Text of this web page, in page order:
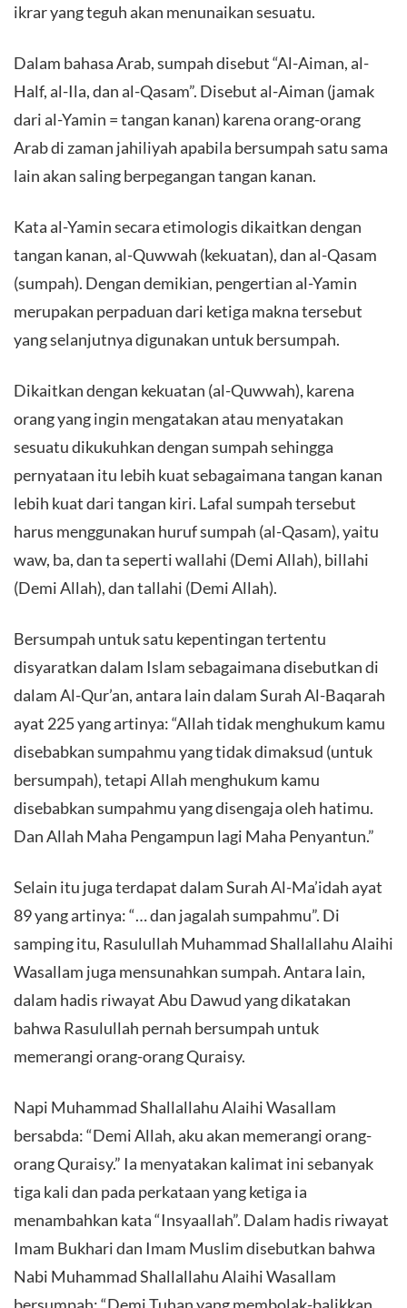
ikrar yang teguh akan menunaikan sesuatu.
Dalam bahasa Arab, sumpah disebut “Al-Aiman, al-
Half, al-Ila, dan al-Qasam”. Disebut al-Aiman (jamak
dari al-Yamin = tangan kanan) karena orang-orang
Arab di zaman jahiliyah apabila bersumpah satu sama
lain akan saling berpegangan tangan kanan.
Kata al-Yamin secara etimologis dikaitkan dengan
tangan kanan, al-Quwwah (kekuatan), dan al-Qasam
(sumpah). Dengan demikian, pengertian al-Yamin
merupakan perpaduan dari ketiga makna tersebut
yang selanjutnya digunakan untuk bersumpah.
Dikaitkan dengan kekuatan (al-Quwwah), karena
orang yang ingin mengatakan atau menyatakan
sesuatu dikukuhkan dengan sumpah sehingga
pernyataan itu lebih kuat sebagaimana tangan kanan
lebih kuat dari tangan kiri. Lafal sumpah tersebut
harus menggunakan huruf sumpah (al-Qasam), yaitu
waw, ba, dan ta seperti wallahi (Demi Allah), billahi
(Demi Allah), dan tallahi (Demi Allah).
Bersumpah untuk satu kepentingan tertentu
disyaratkan dalam Islam sebagaimana disebutkan di
dalam Al-Qur’an, antara lain dalam Surah Al-Baqarah
ayat 225 yang artinya: “Allah tidak menghukum kamu
disebabkan sumpahmu yang tidak dimaksud (untuk
bersumpah), tetapi Allah menghukum kamu
disebabkan sumpahmu yang disengaja oleh hatimu.
Dan Allah Maha Pengampun lagi Maha Penyantun.”
Selain itu juga terdapat dalam Surah Al-Ma’idah ayat
89 yang artinya: “… dan jagalah sumpahmu”. Di
samping itu, Rasulullah Muhammad Shallallahu Alaihi
Wasallam juga mensunahkan sumpah. Antara lain,
dalam hadis riwayat Abu Dawud yang dikatakan
bahwa Rasulullah pernah bersumpah untuk
memerangi orang-orang Quraisy.
Napi Muhammad Shallallahu Alaihi Wasallam
bersabda: “Demi Allah, aku akan memerangi orang-
orang Quraisy.” Ia menyatakan kalimat ini sebanyak
tiga kali dan pada perkataan yang ketiga ia
menambahkan kata “Insyaallah”. Dalam hadis riwayat
Imam Bukhari dan Imam Muslim disebutkan bahwa
Nabi Muhammad Shallallahu Alaihi Wasallam
bersumpah: “Demi Tuhan yang membolak-balikkan